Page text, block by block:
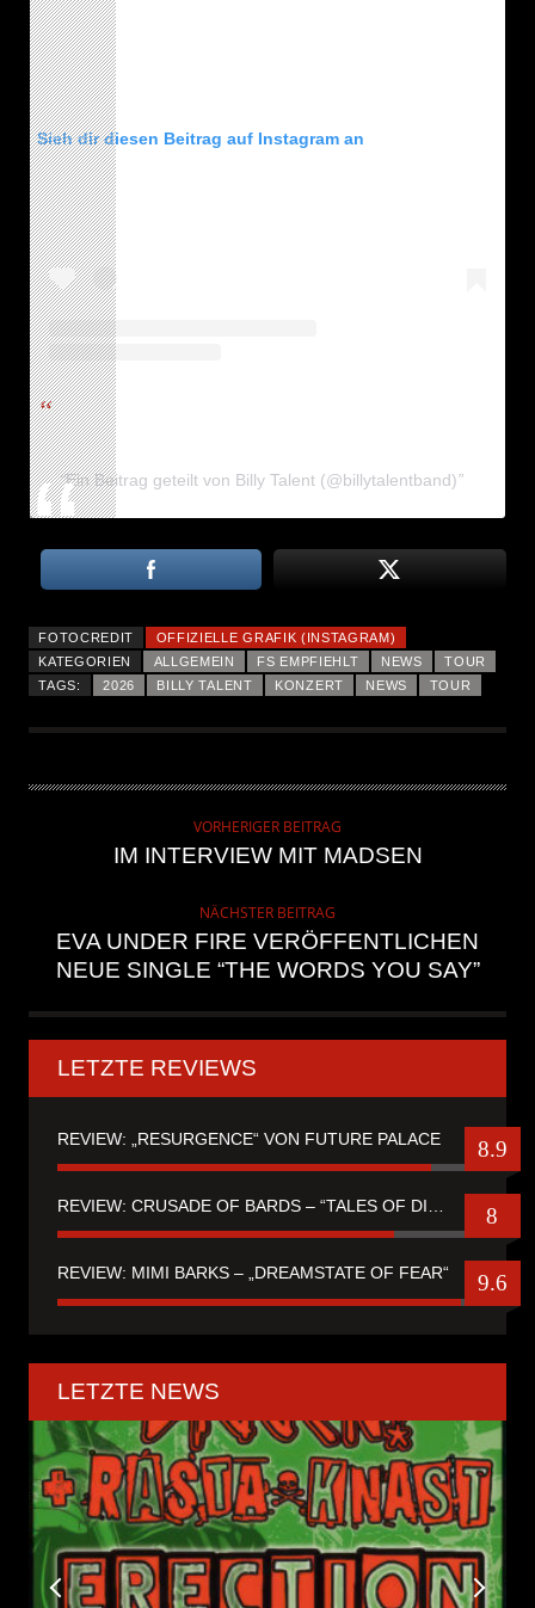
Sieh dir diesen Beitrag auf Instagram an
Ein Beitrag geteilt von Billy Talent (@billytalentband)
FOTOCREDIT
OFFIZIELLE GRAFIK (INSTAGRAM)
KATEGORIEN
ALLGEMEIN FS EMPFIEHLT NEWS
TOUR
TAGS:
2026 BILLY TALENT KONZERT NEWS TOUR
VORHERIGER BEITRAG
IM INTERVIEW MIT MADSEN
NÄCHSTER BEITRAG
EVA UNDER FIRE VERÖFFENTLICHEN
NEUE SINGLE “THE WORDS YOU SAY”
LETZTE REVIEWS
REVIEW: „RESURGENCE“ VON FUTURE PALACE 8.9
8
REVIEW: MIMI BARKS – „DREAMSTATE OF FEAR“ 9.6
LETZTE NEWS